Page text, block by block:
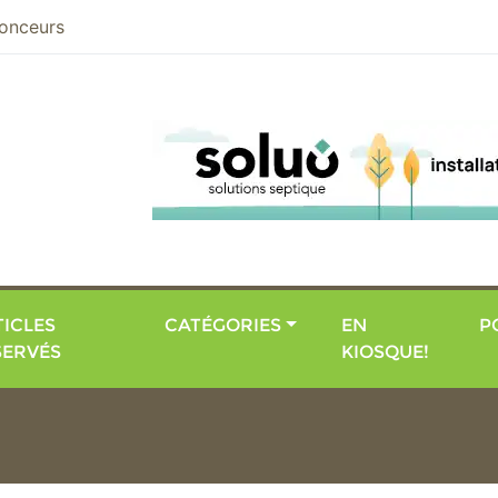
CATÉGORIES
EN
KIOSQUE!